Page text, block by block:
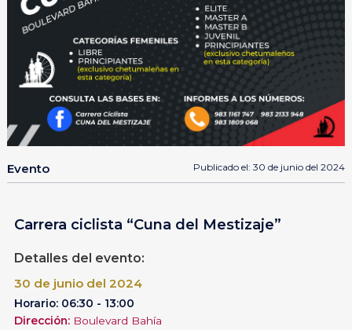
Evento Publicado el: 30 de junio del 2024
Carrera ciclista “Cuna del Mestizaje”
Detalles del evento:
30 de junio del 2024
Horario: 06:30 - 13:00
Dirección: Boulevard Bahía